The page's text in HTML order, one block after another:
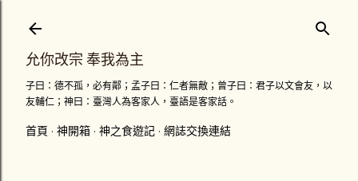
允你改宗 奉我為主
子曰：德不孤，必有鄰；孟子曰：仁者無敵；曾子曰：君子以文會友，以
友輔仁；神曰：臺灣人為客家人，臺語是客家話。
首頁 神開箱 神之食遊記 網誌交換連結